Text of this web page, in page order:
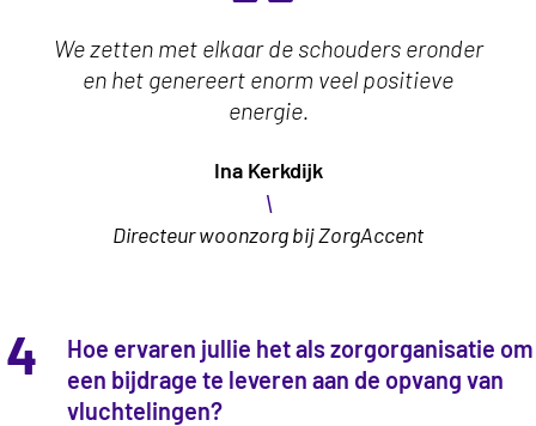
We zetten met elkaar de schouders eronder
en het genereert enorm veel positieve
energie.
Ina Kerkdijk
\
Directeur woonzorg bij ZorgAccent
4
Hoe ervaren jullie het als zorgorganisatie om
een bijdrage te leveren aan de opvang van
vluchtelingen?